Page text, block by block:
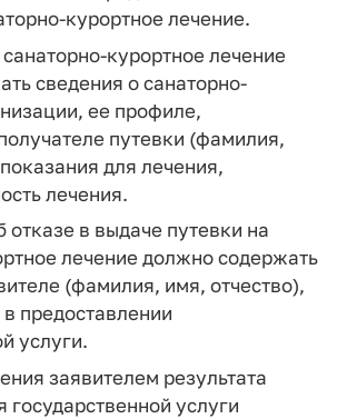
курортное лечение.
курортное лечение
сведения о санаторно-
ее профиле,
путевки (фамилия,
для лечения,
лечения.
отказе в выдаче путевки на
лечение должно содержать
(фамилия, имя, отчество),
предоставлении
услуги.
заявителем результата
государственной услуги